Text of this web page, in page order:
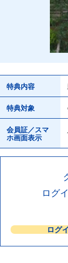
特典内容
特典対象
会員証／スマ
ホ画面表示
ログ
ログ